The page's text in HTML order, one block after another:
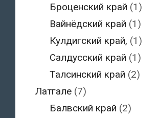
Броценский край (1)
Вайнёдский край (1)
Кулдигский край, (1)
Салдусский край (1)
Талсинский край (2)
Латгале(7)
Балвский край (2)